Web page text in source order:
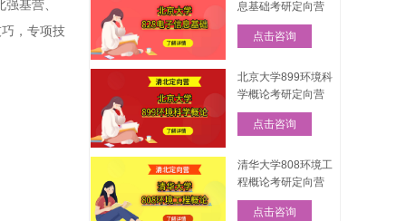
基营、
，专项技
息基础考研定向营
点击咨询
北京大学899环境科
学概论考研定向营
点击咨询
清华大学808环境工
程概论考研定向营
点击咨询